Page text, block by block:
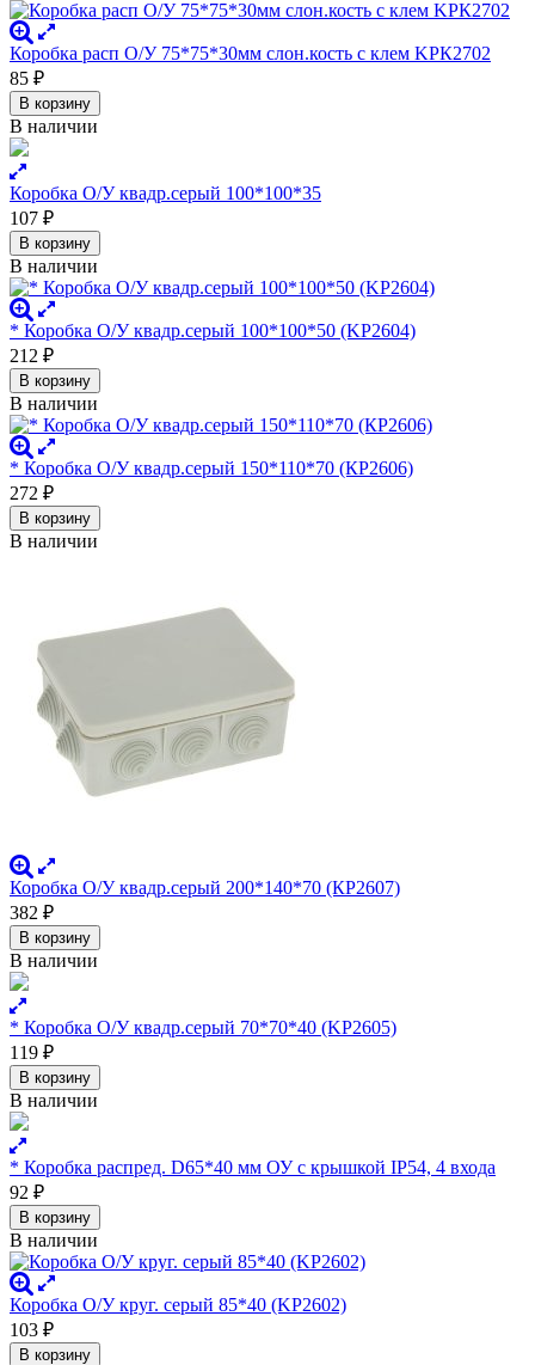
Коробка расп О/У 75*75*30мм слон.кость с клем KРК2702
85 ₽
В корзину
В наличии
Коробка О/У квадр.серый 100*100*35
107 ₽
В корзину
В наличии
* Коробка О/У квадр.серый 100*100*50 (KР2604)
212 ₽
В корзину
В наличии
* Коробка О/У квадр.серый 150*110*70 (КР2606)
272 ₽
В корзину
В наличии
Коробка О/У квадр.серый 200*140*70 (КР2607)
382 ₽
В корзину
В наличии
* Коробка О/У квадр.серый 70*70*40 (KР2605)
119 ₽
В корзину
В наличии
* Коробка распред. D65*40 мм ОУ с крышкой IP54, 4 входа
92 ₽
В корзину
В наличии
Коробка О/У круг. серый 85*40 (KР2602)
103 ₽
В корзину